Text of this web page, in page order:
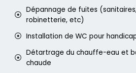
Dépannage de fuites
robinetterie, etc)
Installation de WC pour
Détartrage du chauffe-eau et
chaude